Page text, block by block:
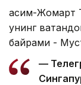
Қасим-Жомарт
унинг
байрами -
—